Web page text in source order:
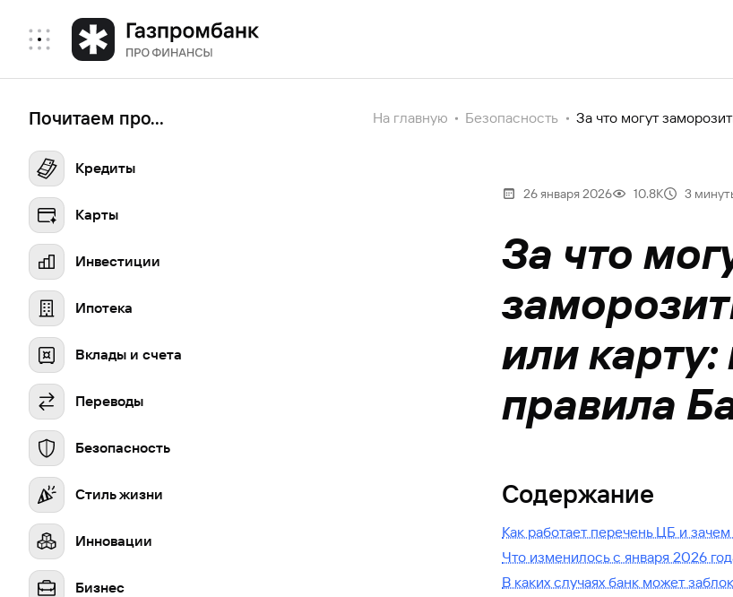
На главную Безопасность За что могут
26 января 2026 10.8К 3
За что
или
правила
Содержание
Как работает перечень ЦБ и
Что изменилось с января 2026
В каких случаях банк может
Почитаем про...
Кредиты
Карты
Инвестиции
Ипотека
Вклады и счета
Переводы
Безопасность
Стиль жизни
Инновации
Бизнес